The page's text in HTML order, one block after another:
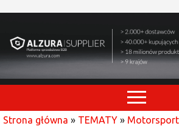
Strona główna » TEMATY » Motorsport